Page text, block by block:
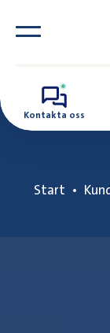
Kontakta oss
Start